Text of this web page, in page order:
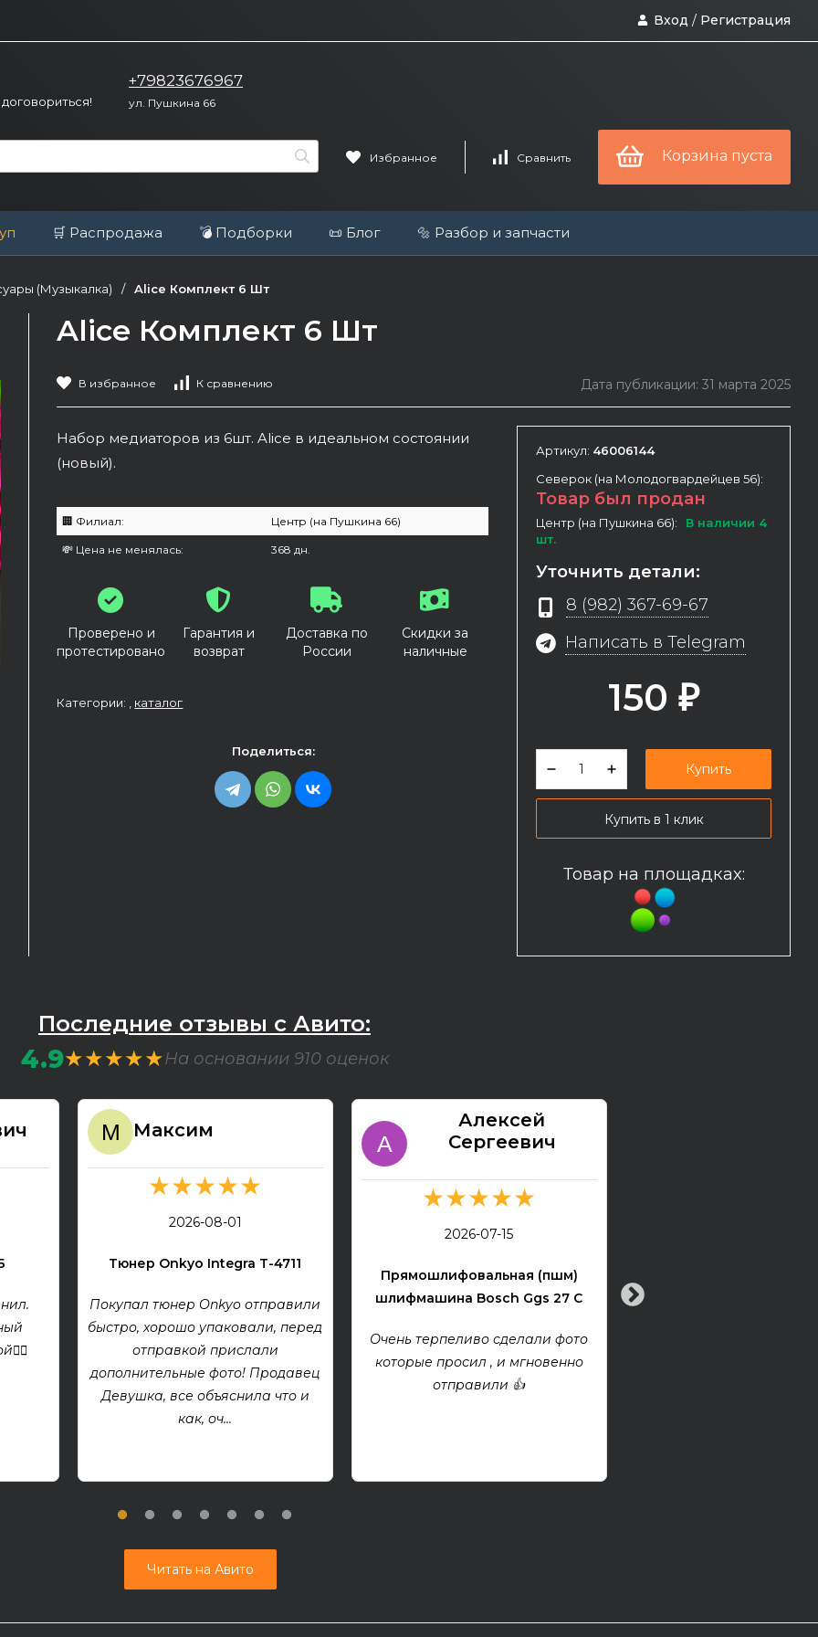
Вход / Регистрация
+79823676967
ул. Пушкина 66
Избранное Сравнить Корзина пуста
🛒 Распродажа 💣 Подборки 📜 Блог 🔩 Разбор и запчасти
(Музыкалка) / Alice Комплект 6 Шт
Alice Комплект 6 Шт
В избранное К сравнению Дата публикации: 31 марта 2025
Набор медиаторов из 6шт. Alice в идеальном состоянии
(новый).
🏢 Филиал: Центр (на Пушкина 66)
💸 Цена не менялась: 368 дн.
Проверено и
протестировано
Гарантия и
возврат
Доставка по
России
Скидки за
наличные
Категории: , каталог
Поделиться:
Артикул: 46006144
Северок (на Молодогвардейцев 56):
Товар был продан
Центр (на Пушкина 66):
В наличии 4
шт.
Уточнить детали:
8 (982) 367-69-67
Написать в Telegram
150 ₽
Купить
Купить в 1 клик
Товар на площадках:
Последние отзывы с Авито:
4.9★★★★★На основании 910 оценок
Максим
★★★★★
2026-08-01
Тюнер Onkyo Integra T-4711
Покупал тюнер Onkyo отправили
быстро, хорошо упаковали, перед
отправкой прислали
дополнительные фото! Продавец
Девушка, все объяснила что и
как, оч...
Алексей
Сергеевич
★★★★★
2026-07-15
Прямошлифовальная (пшм)
шлифмашина Bosch Ggs 27 C
Очень терпеливо сделали фото
которые просил , и мгновенно
отправили 👍
Все хорошо! Гитара
Читать на Авито